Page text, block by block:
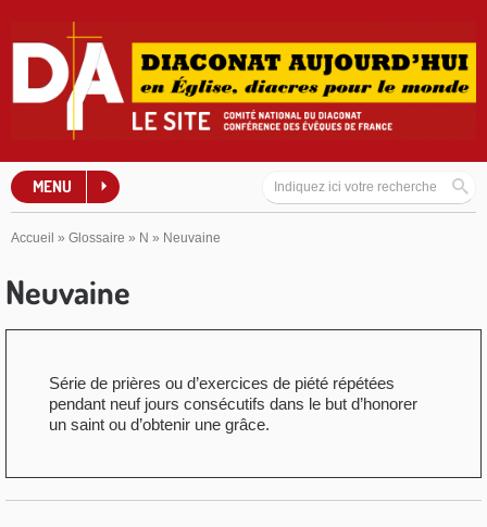
MENU
Accueil » Glossaire » N » Neuvaine
Neuvaine
Série de prières ou d’exercices de piété répétées
pendant neuf jours consécutifs dans le but d’honorer
un saint ou d’obtenir une grâce.